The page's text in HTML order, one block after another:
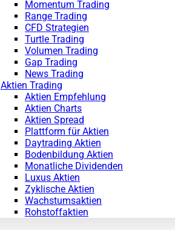
Momentum Trading
Range Trading
CFD Strategien
Turtle Trading
Volumen Trading
Gap Trading
News Trading
Aktien Trading
Aktien Empfehlung
Aktien Charts
Aktien Spread
Plattform für Aktien
Daytrading Aktien
Bodenbildung Aktien
Monatliche Dividenden
Luxus Aktien
Zyklische Aktien
Wachstumsaktien
Rohstoffaktien